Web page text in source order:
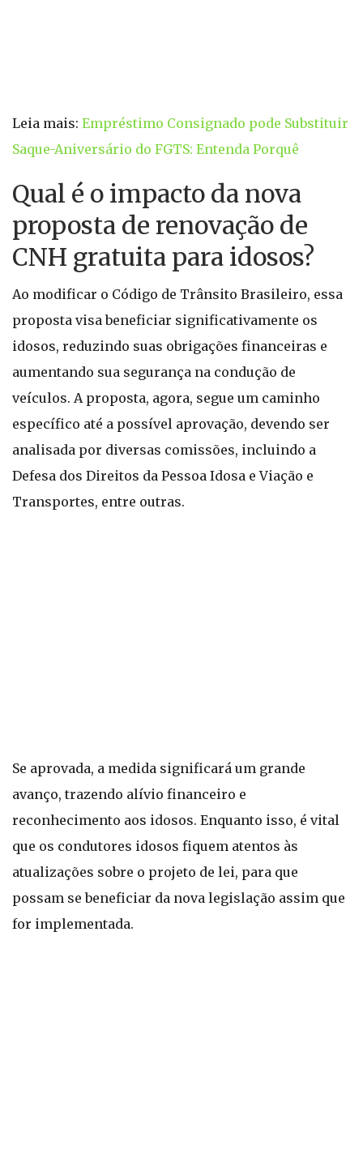
Leia mais: Empréstimo Consignado pode Substituir
Saque-Aniversário do FGTS: Entenda Porquê
Qual é o impacto da nova
proposta de renovação de
CNH gratuita para idosos?
Ao modificar o Código de Trânsito Brasileiro, essa
proposta visa beneficiar significativamente os
idosos, reduzindo suas obrigações financeiras e
aumentando sua segurança na condução de
veículos. A proposta, agora, segue um caminho
específico até a possível aprovação, devendo ser
analisada por diversas comissões, incluindo a
Defesa dos Direitos da Pessoa Idosa e Viação e
Transportes, entre outras.
Se aprovada, a medida significará um grande
avanço, trazendo alívio financeiro e
reconhecimento aos idosos. Enquanto isso, é vital
que os condutores idosos fiquem atentos às
atualizações sobre o projeto de lei, para que
possam se beneficiar da nova legislação assim que
for implementada.